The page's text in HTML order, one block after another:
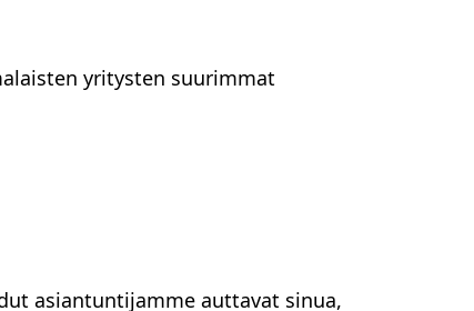
yritysten suurimmat
asiantuntijamme auttavat sinua,